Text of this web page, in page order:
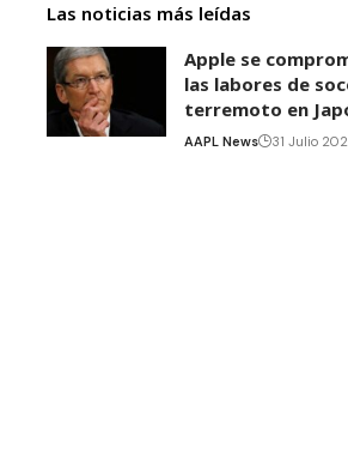
Las noticias más leídas
Apple se
las labores de
terremoto en
AAPL News 31 Julio